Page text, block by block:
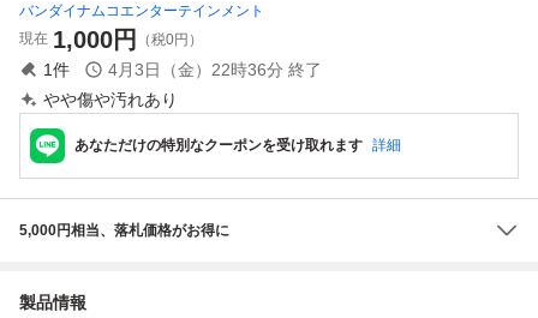
バンダイナムコエンターテインメント
現在 1,000円 （税0円）
1件 4月3日（金）22時36分 終了
やや傷や汚れあり
あなただけの特別なクーポンを受け取れます 詳細
5,000円相当、落札価格がお得に
製品情報